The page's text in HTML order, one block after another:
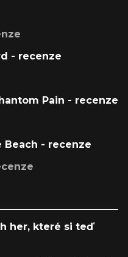
- recenze
Pain - recenze
Beach - recenze
her, které si teď